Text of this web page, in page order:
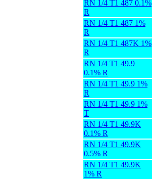
RN 1/4 T1 487 0.1%
R
RN 1/4 T1 487 1%
R
RN 1/4 T1 487K 1%
R
RN 1/4 T1 49.9
0.1% R
RN 1/4 T1 49.9 1%
R
RN 1/4 T1 49.9 1%
T
RN 1/4 T1 49.9K
0.1% R
RN 1/4 T1 49.9K
0.5% R
RN 1/4 T1 49.9K
1% R